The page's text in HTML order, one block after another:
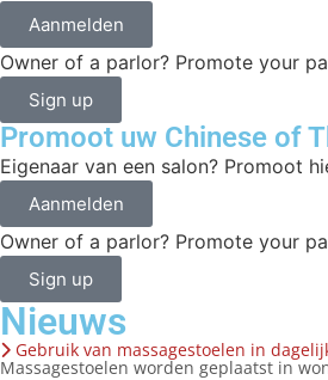
Aanmelden
Owner of a parlor? Promote your
Sign up
Promoot uw Chinese of
Eigenaar van een salon? Promoot
Aanmelden
Owner of a parlor? Promote your
Sign up
Nieuws
Gebruik van massagestoelen in
Massagestoelen worden geplaatst in